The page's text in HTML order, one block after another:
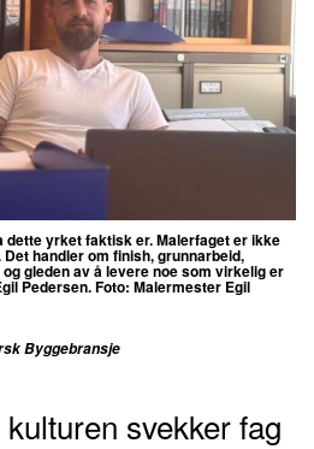
dette yrket faktisk er. Malerfaget er ikke
Det handler om finish, grunnarbeid,
gleden av å levere noe som virkelig er
Pedersen. Foto: Malermester Egil
Byggebransje
svekker fag